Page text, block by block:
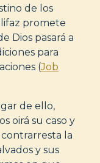
de los
promete
Dios pasará a
para
(Job
de ello,
oirá su caso y
contrarresta la
y sus